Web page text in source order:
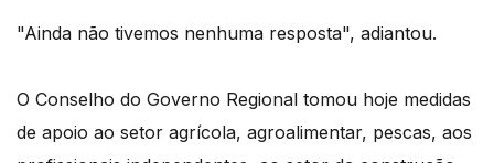
"Ainda não tivemos nenhuma resposta", adiantou.
O Conselho do Governo Regional tomou hoje medidas
de apoio ao setor agrícola, agroalimentar, pescas, aos